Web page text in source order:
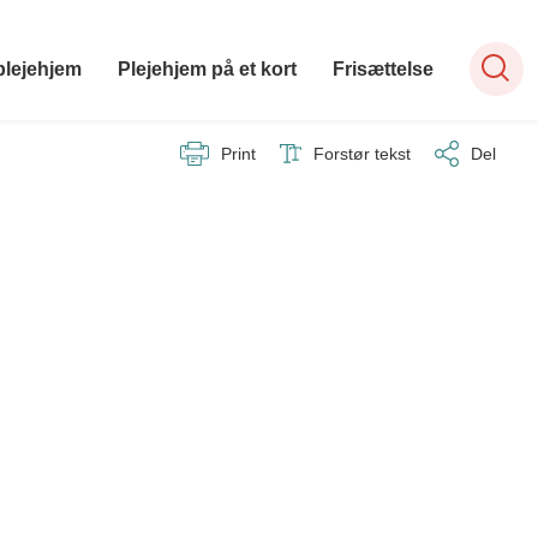
Plejehjem på et kort Frisættelse
Print Forstør tekst Del